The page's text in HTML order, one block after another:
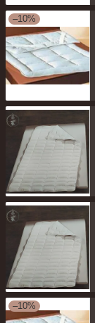
–10%
–10%